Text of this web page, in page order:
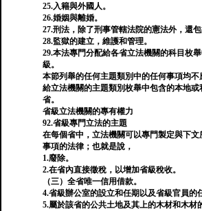
25.入籍與外國人。
26.婚姻與離婚。
27.刑法，除了刑事管轄法院的憲法外，還包
28.監獄的建立，維護和管理。
29.本法專門分配給各省立法機關的科目枚
級。
本節列舉的任何主題類別中的任何事項均
給立法機關的主題類別枚舉中包含的本地
省。
省級立法機關的專有權力
92.省級專門立法的主題
在每個省中，立法機關可以專門製定與下
事項的法律；也就是說，
1.廢除。
2.在省內直接徵稅，以增加省級稅收。
（三）全省唯一信用借款。
4.省級辦公室的設立和任期以及省級官員的
5.屬於該省的公共土地及其上的木材和木材